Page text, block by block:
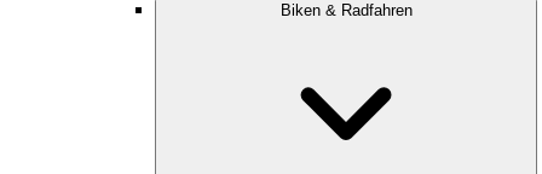
Biken & Radfahren